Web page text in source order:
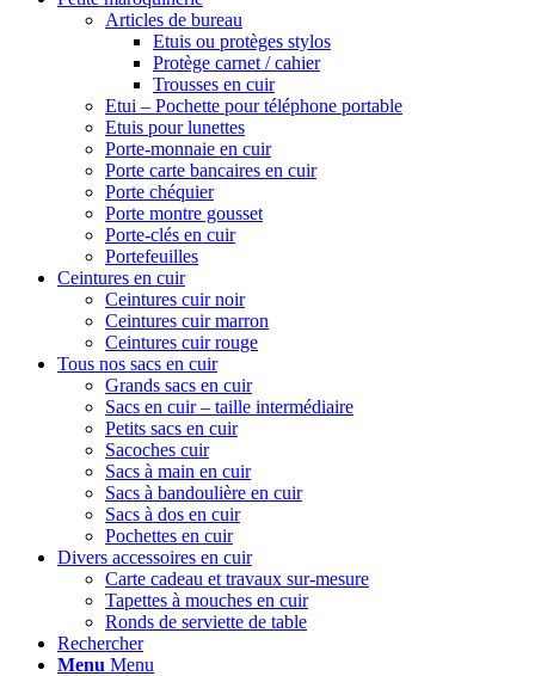
Articles de bureau
Etuis ou protèges stylos
Protège carnet / cahier
Trousses en cuir
Etui – Pochette pour téléphone portable
Etuis pour lunettes
Porte-monnaie en cuir
Porte carte bancaires en cuir
Porte chéquier
Porte montre gousset
Porte-clés en cuir
Portefeuilles
Ceintures en cuir
Ceintures cuir noir
Ceintures cuir marron
Ceintures cuir rouge
Tous nos sacs en cuir
Grands sacs en cuir
Sacs en cuir – taille intermédiaire
Petits sacs en cuir
Sacoches cuir
Sacs à main en cuir
Sacs à bandoulière en cuir
Sacs à dos en cuir
Pochettes en cuir
Divers accessoires en cuir
Carte cadeau et travaux sur-mesure
Tapettes à mouches en cuir
Ronds de serviette de table
Rechercher
Menu Menu